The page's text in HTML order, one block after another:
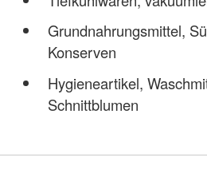
Grundnahrungsmittel,
Konserven
Hygieneartikel,
Schnittblumen